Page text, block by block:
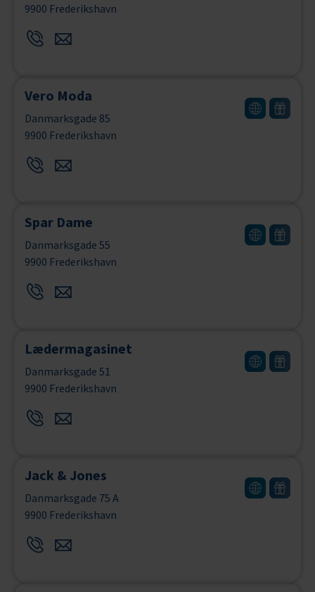
9900 Frederikshavn
Vero Moda
Danmarksgade 85
9900 Frederikshavn
Spar Dame
Danmarksgade 55
9900 Frederikshavn
Lædermagasinet
Danmarksgade 51
9900 Frederikshavn
Jack & Jones
Danmarksgade 75 A
9900 Frederikshavn